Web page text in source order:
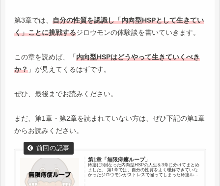
第3章では、 自分の性質を認識し「内向型HSPとして生きてい
く」ことに挑戦するジロウモンの体験談を書いていきます。
この章を読めば、「内向型HSPはどうやって生きていくべき
か？ 」が見えてくるはずです。
ぜひ、最後までお読みください。
まだ、第1章・第2章を読まれていない方は、ぜひ下記の第1章
からお読みください。
第1章「無限痔瘻ループ」
痔瘻に5回なった内向型HSPの人生を3章に分けてまとめ
ました。 第1章では、自分の性質をよく理解できていな
かったジロウモンがストレスで陥ってしまった痔瘻ルー